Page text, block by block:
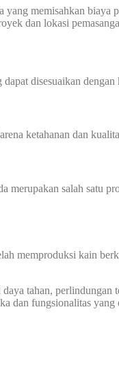
memisahkan
dan lokasi
disesuaikan dengan
ketahanan dan
merupakan salah satu
memproduksi kain
tahan, perlindungan
dan fungsionalitas yang